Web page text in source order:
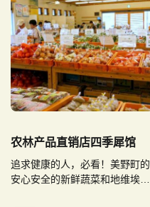
农林产品直销店四季犀馆
追求健康的人，必看！美野町的
安心安全的新鲜蔬菜和地维埃一